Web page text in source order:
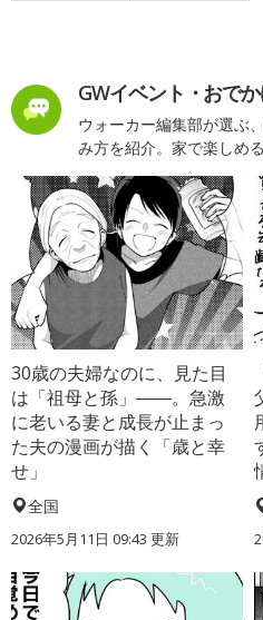
GWイベント・おで
ウォーカー編集部が選ぶ
み方を紹介。家で楽しめ
30歳の夫婦なのに、見た目
は「祖母と孫」――。急激
に老いる妻と成長が止まっ
た夫の漫画が描く「歳と幸
せ」
全国
2026年5月11日 09:43 更新